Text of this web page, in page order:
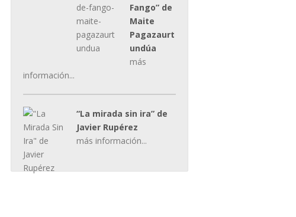
Fango” de
Maite
Pagazaurt
undúa
más
información...
“La mirada sin ira” de
Javier Rupérez
más información...